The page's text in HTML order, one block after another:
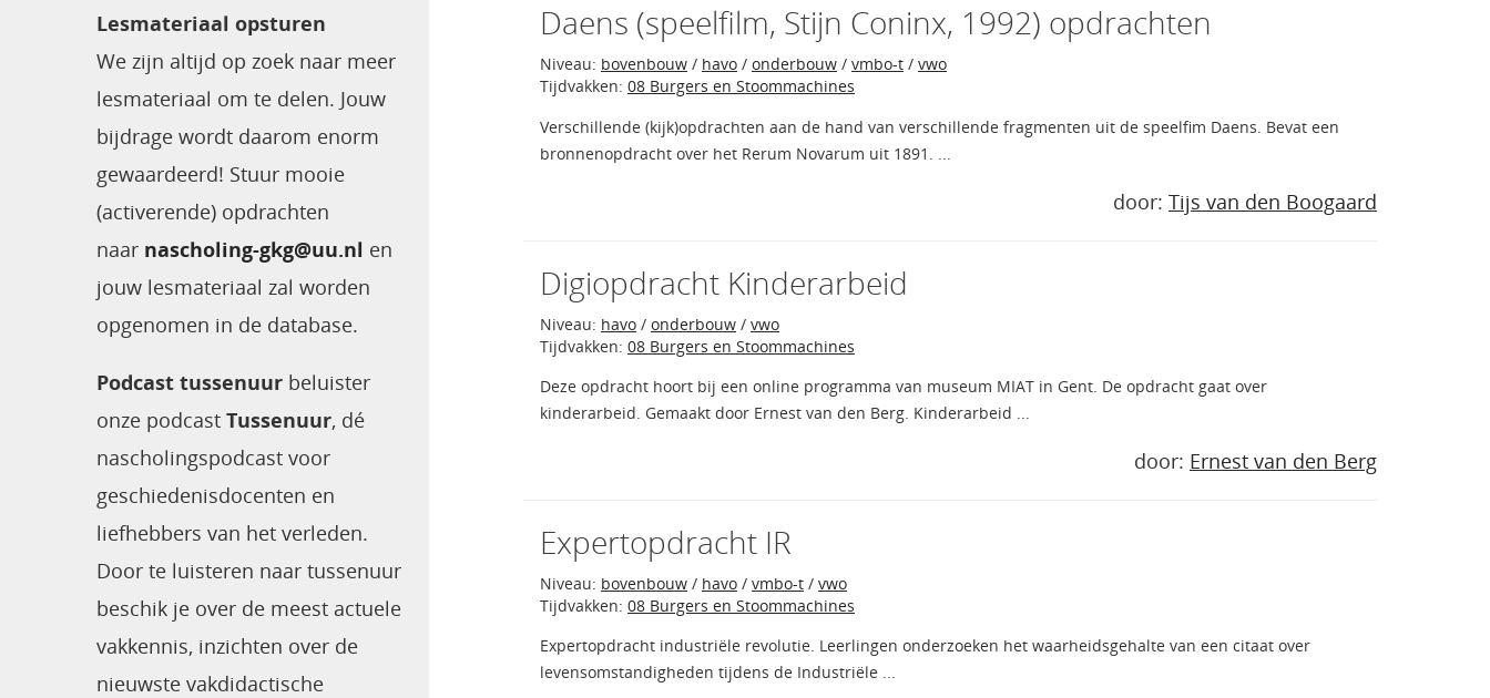
Lesmateriaal opsturen
We zijn altijd op zoek naar meer
lesmateriaal om te delen. Jouw
bijdrage wordt daarom enorm
gewaardeerd! Stuur mooie
(activerende) opdrachten
naar nascholing-gkg@uu.nl en
jouw lesmateriaal zal worden
opgenomen in de database.
Podcast tussenuur beluister
onze podcast Tussenuur, dé
nascholingspodcast voor
geschiedenisdocenten en
liefhebbers van het verleden.
Door te luisteren naar tussenuur
beschik je over de meest actuele
vakkennis, inzichten over de
nieuwste vakdidactische
Daens (speelfilm, Stijn Coninx, 1992) opdrachten
Niveau: bovenbouw / havo / onderbouw / vmbo-t / vwo
Tijdvakken: 08 Burgers en Stoommachines
Verschillende (kijk)opdrachten aan de hand van verschillende fragmenten uit de speelfim Daens. Bevat een
bronnenopdracht over het Rerum Novarum uit 1891. ...
door: Tijs van den Boogaard
Digiopdracht Kinderarbeid
Niveau: havo / onderbouw / vwo
Tijdvakken: 08 Burgers en Stoommachines
Deze opdracht hoort bij een online programma van museum MIAT in Gent. De opdracht gaat over
kinderarbeid. Gemaakt door Ernest van den Berg. Kinderarbeid ...
door: Ernest van den Berg
Expertopdracht IR
Niveau: bovenbouw / havo / vmbo-t / vwo
Tijdvakken: 08 Burgers en Stoommachines
Expertopdracht industriële revolutie. Leerlingen onderzoeken het waarheidsgehalte van een citaat over
levensomstandigheden tijdens de Industriële ...